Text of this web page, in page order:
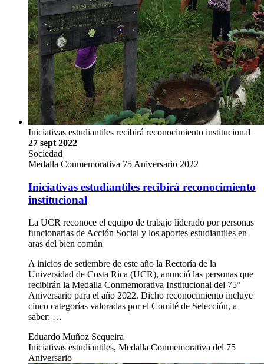
Iniciativas estudiantiles recibirá reconocimiento institucional
27 sept 2022
Sociedad
Medalla Conmemorativa 75 Aniversario 2022
Iniciativas estudiantiles recibirá reconocimiento
institucional
La UCR reconoce el equipo de trabajo liderado por personas
funcionarias de Acción Social y los aportes estudiantiles en
aras del bien común
A inicios de setiembre de este año la Rectoría de la
Universidad de Costa Rica (UCR), anunció las personas que
recibirán la Medalla Conmemorativa Institucional del 75º
Aniversario para el año 2022. Dicho reconocimiento incluye
cinco categorías valoradas por el Comité de Selección, a
saber: …
Eduardo Muñoz Sequeira
Iniciativas estudiantiles, Medalla Conmemorativa del 75
Aniversario